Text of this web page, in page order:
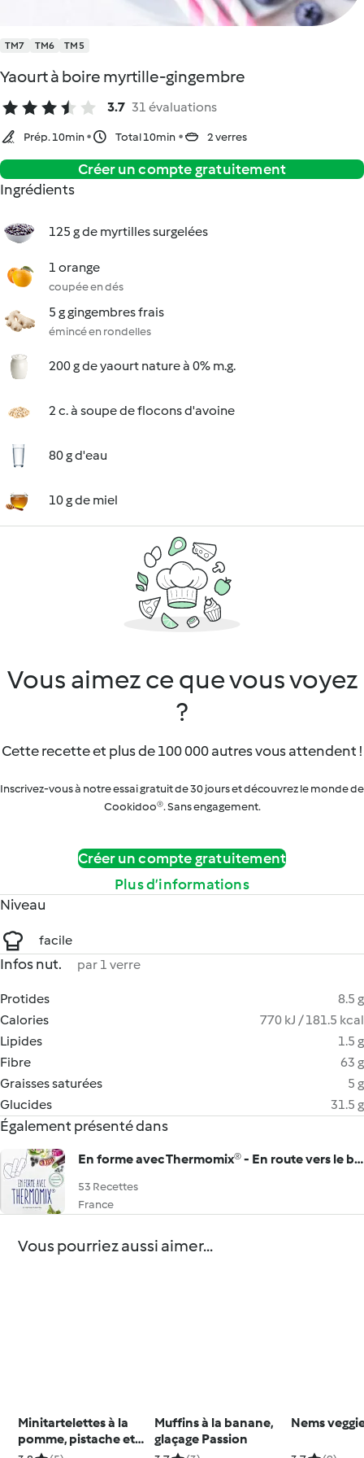
TM7 TM6 TM5
Yaourt à boire myrtille-gingembre
3.7 31 évaluations
Prép. 10min Total 10min 2 verres
Créer un compte gratuitement
Ingrédients
125 g de myrtilles surgelées
1 orange
coupée en dés
5 g gingembres frais
émincé en rondelles
200 g de yaourt nature à 0% m.g.
2 c. à soupe de flocons d'avoine
80 g d'eau
10 g de miel
Vous aimez ce que vous voyez
?
Cette recette et plus de 100 000 autres vous attendent !
Inscrivez-vous à notre essai gratuit de 30 jours et découvrez le monde de
Cookidoo®. Sans engagement.
Créer un compte gratuitement
Plus d’informations
Niveau
facile
Infos nut. par 1 verre
Protides
8.5 g
Calories
770 kJ / 181.5 kcal
Lipides
1.5 g
Fibre
63 g
Graisses saturées
5 g
Glucides
31.5 g
Également présenté dans
En forme avec Thermomix® - En route vers le bien-être
53 Recettes
France
Vous pourriez aussi aimer...
Minitartelettes à la
pomme, pistache et
Muffins à la banane,
glaçage Passion
Nems